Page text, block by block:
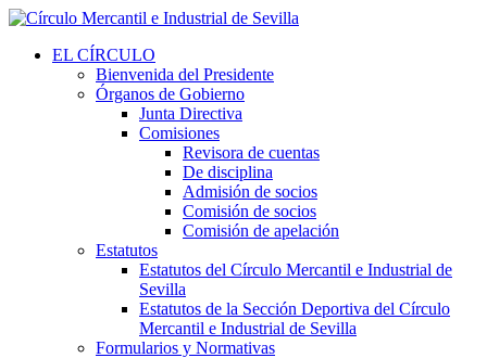
EL CÍRCULO
Bienvenida del Presidente
Órganos de Gobierno
Junta Directiva
Comisiones
Revisora de cuentas
De disciplina
Admisión de socios
Comisión de socios
Comisión de apelación
Estatutos
Estatutos del Círculo Mercantil e Industrial de
Sevilla
Estatutos de la Sección Deportiva del Círculo
Mercantil e Industrial de Sevilla
Formularios y Normativas